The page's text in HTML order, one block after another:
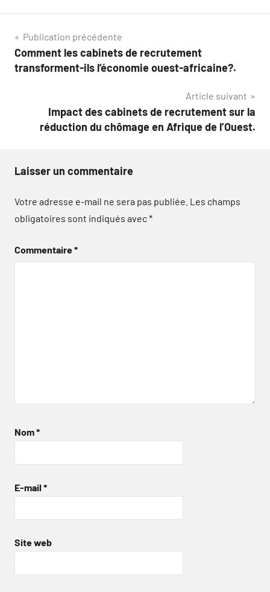
Navigation
de
Publication précédente
Comment les cabinets de recrutement
transforment-ils l’économie ouest-africaine?.
Article suivant
Impact des cabinets de recrutement sur la
réduction du chômage en Afrique de l’Ouest.
Laisser un commentaire
Votre adresse e-mail ne sera pas publiée. Les champs
obligatoires sont indiqués avec*
Commentaire*
Nom*
E-mail *
Site web